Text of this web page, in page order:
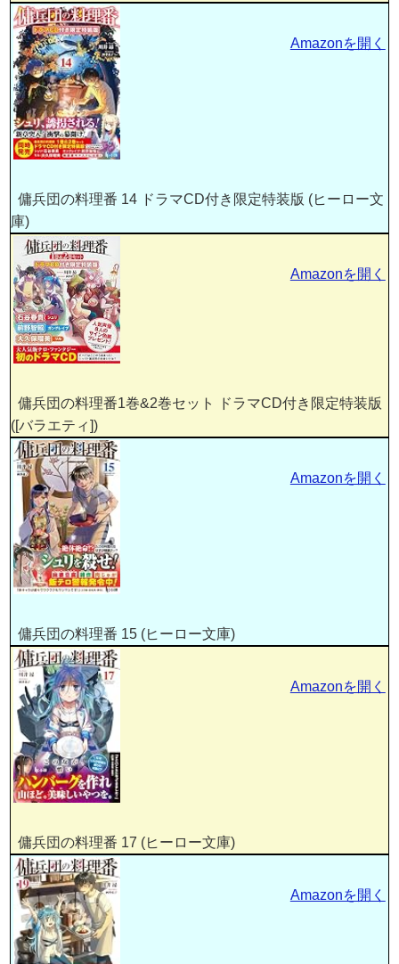
傭兵団の料理番 14 ドラマCD付き限定特装版 (ヒーロー文
庫)
Amazonを開く
傭兵団の料理番1巻&2巻セット ドラマCD付き限定特装版
([バラエティ])
Amazonを開く
傭兵団の料理番 15 (ヒーロー文庫)
Amazonを開く
傭兵団の料理番 17 (ヒーロー文庫)
Amazonを開く
Amazonを開く